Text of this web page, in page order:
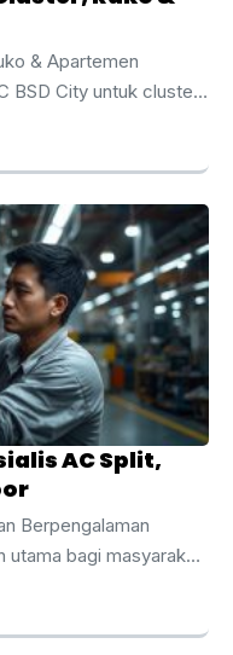
& Apartemen
BSD City untuk cluster,
semakin
berkembang di
cluster perumahan,
kantor, hingga pusat
kawasan ini
kenyamanan
rutin, ...
AC Split,
Berpengalaman
utama bagi masyarakat
instalasi,